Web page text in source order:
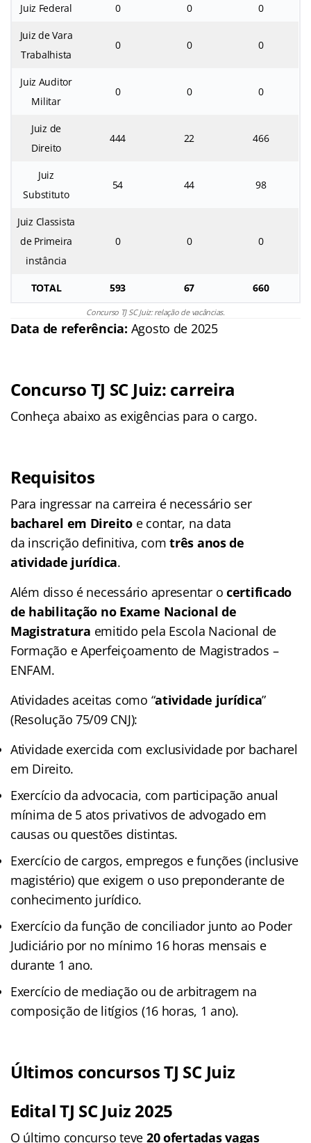
Juiz Federal 0 0 0
Juiz de Vara
Trabalhista
0 0 0
Juiz Auditor
Militar
0 0 0
Juiz de
Direito
444 22 466
Juiz
Substituto
54 44 98
Juiz Classista
de Primeira
instância
0 0 0
TOTAL 593 67 660
Concurso TJ SC Juiz: relação de vacâncias.
Data de referência: Agosto de 2025
Concurso TJ SC Juiz: carreira
Conheça abaixo as exigências para o cargo.
Requisitos
Para ingressar na carreira é necessário ser
bacharel em Direitoe contar, na data
da inscrição definitiva, comtrês anos de
atividade jurídica.
Além disso é necessário apresentar ocertificado
de habilitação no Exame Nacional de
Magistratura emitido pela Escola Nacional de
Formação e Aperfeiçoamento de Magistrados –
ENFAM.
Atividades aceitas como “atividade jurídica”
(Resolução 75/09 CNJ):
Atividade exercida com exclusividade por bacharel
em Direito.
Exercício da advocacia, com participação anual
mínima de 5 atos privativos de advogado em
causas ou questões distintas.
Exercício de cargos, empregos e funções (inclusive
magistério) que exigem o uso preponderante de
conhecimento jurídico.
Exercício da função de conciliador junto ao Poder
Judiciário por no mínimo 16 horas mensais e
durante 1 ano.
Exercício de mediação ou de arbitragem na
composição de litígios (16 horas, 1 ano).
Últimos concursos TJ SC Juiz
Edital TJ SC Juiz 2025
O último concurso teve 20 ofertadas vagas